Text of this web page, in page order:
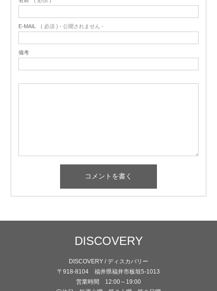
E-MAIL ( 必須 ) - 公開されません -
備考
DISCOVERY
DISCOVERY / ディスカバリー
〒918-8104 福井県福井市板垣5-1013
営業時間 12:00～19:00